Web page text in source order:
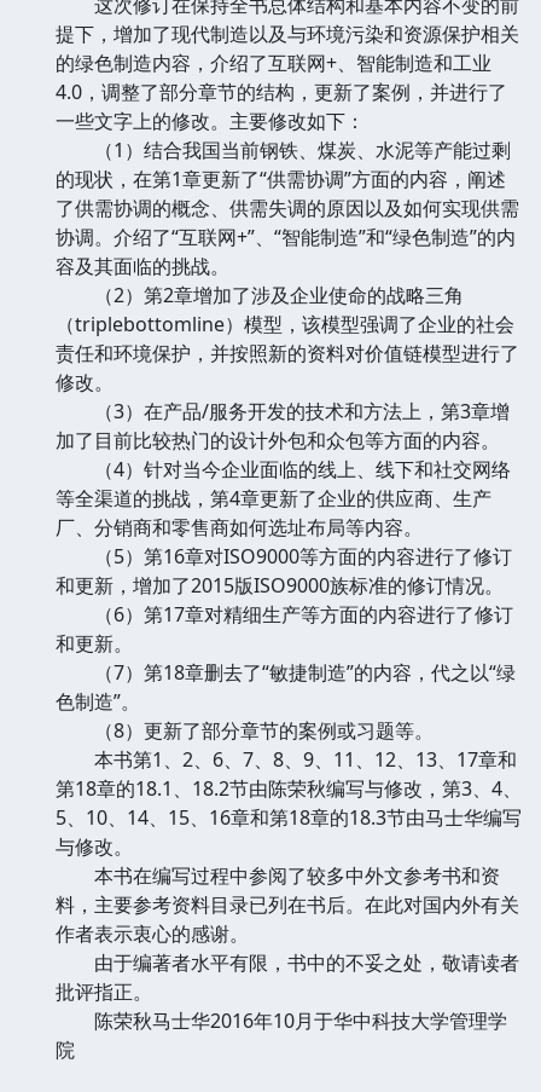
提下，增加了现代制造以及与环境污染和资源保护相关
的绿色制造内容，介绍了互联网+、智能制造和工业
4.0，调整了部分章节的结构，更新了案例，并进行了
一些文字上的修改。主要修改如下：
（1）结合我国当前钢铁、煤炭、水泥等产能过剩
的现状，在第1章更新了“供需协调”方面的内容，阐述
了供需协调的概念、供需失调的原因以及如何实现供需
协调。介绍了“互联网+”、“智能制造”和“绿色制造”的内
容及其面临的挑战。
（2）第2章增加了涉及企业使命的战略三角
（triplebottomline）模型，该模型强调了企业的社会
责任和环境保护，并按照新的资料对价值链模型进行了
修改。
（3）在产品/服务开发的技术和方法上，第3章增
加了目前比较热门的设计外包和众包等方面的内容。
（4）针对当今企业面临的线上、线下和社交网络
等全渠道的挑战，第4章更新了企业的供应商、生产
厂、分销商和零售商如何选址布局等内容。
（5）第16章对ISO9000等方面的内容进行了修订
和更新，增加了2015版ISO9000族标准的修订情况。
（6）第17章对精细生产等方面的内容进行了修订
和更新。
（7）第18章删去了“敏捷制造”的内容，代之以“绿
色制造”。
（8）更新了部分章节的案例或习题等。
本书第1、2、6、7、8、9、11、12、13、17章和
第18章的18.1、18.2节由陈荣秋编写与修改，第3、4、
5、10、14、15、16章和第18章的18.3节由马士华编写
与修改。
本书在编写过程中参阅了较多中外文参考书和资
料，主要参考资料目录已列在书后。在此对国内外有关
作者表示衷心的感谢。
由于编著者水平有限，书中的不妥之处，敬请读者
批评指正。
陈荣秋马士华2016年10月于华中科技大学管理学
院